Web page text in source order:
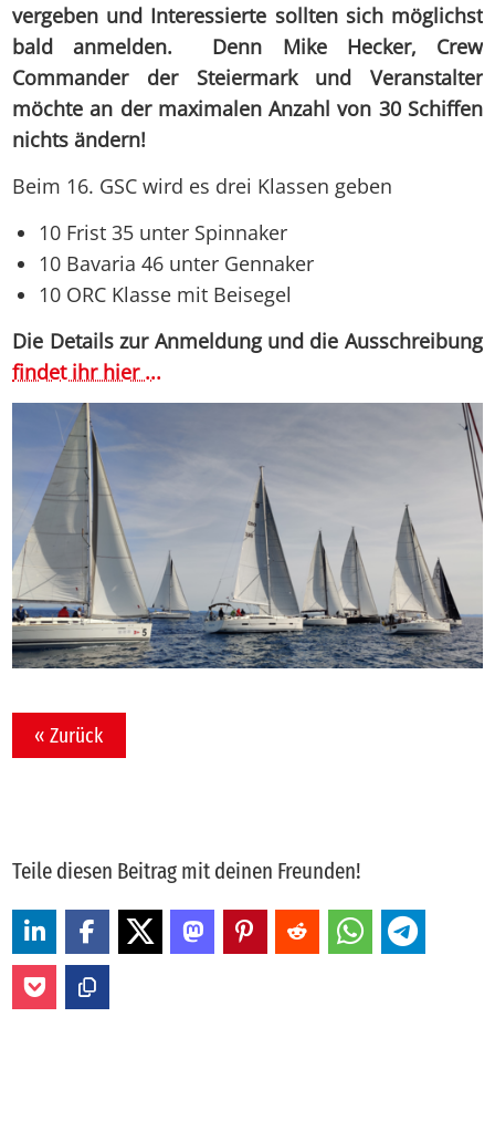
vergeben und Interessierte sollten sich möglichst
bald anmelden. Denn Mike Hecker, Crew
Commander der Steiermark und Veranstalter
möchte an der maximalen Anzahl von 30 Schiffen
nichts ändern!
Beim 16. GSC wird es drei Klassen geben
10 Frist 35 unter Spinnaker
10 Bavaria 46 unter Gennaker
10 ORC Klasse mit Beisegel
Die Details zur Anmeldung und die Ausschreibung
findet ihr hier ...
« Zurück
Teile diesen Beitrag mit deinen Freunden!